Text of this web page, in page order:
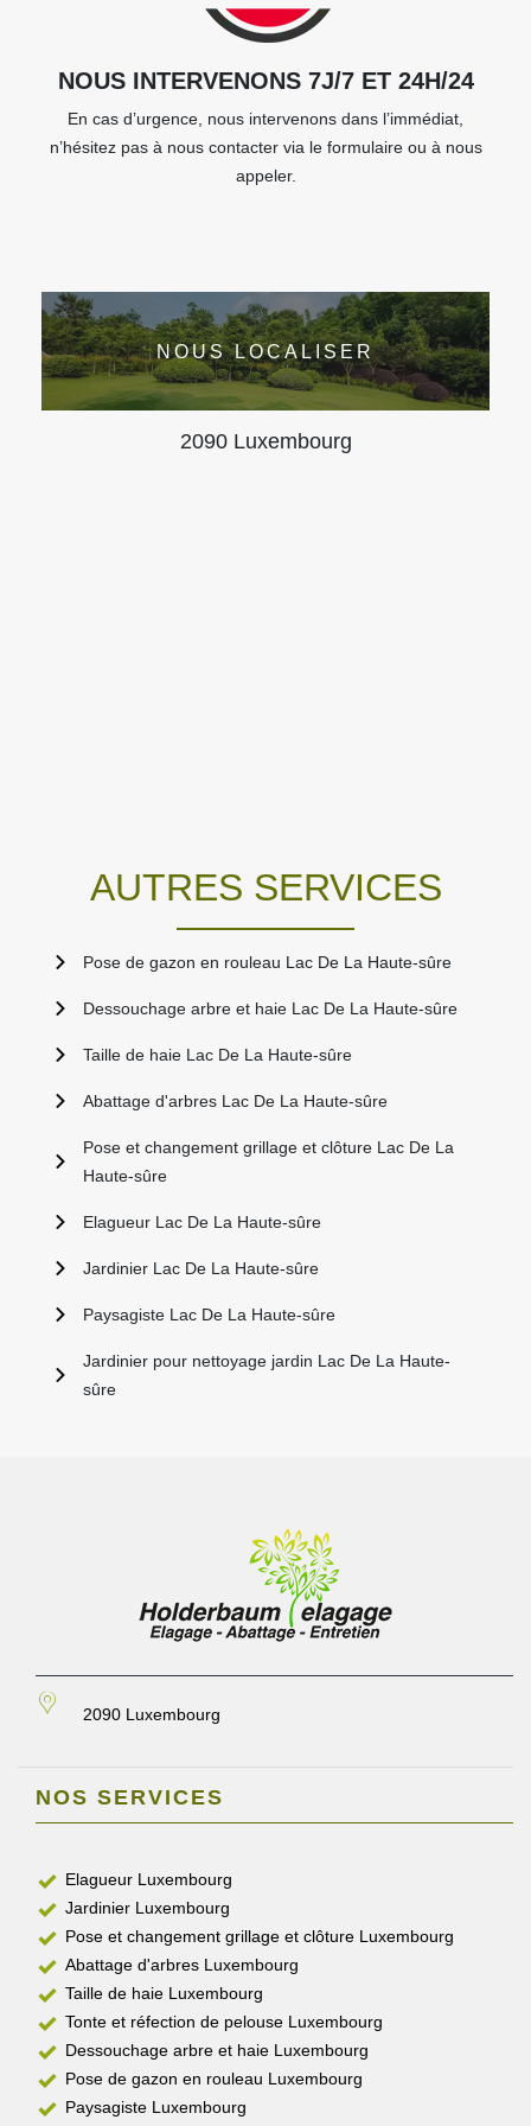
NOUS INTERVENONS 7J/7 ET 24H/24
En cas d’urgence, nous intervenons dans l’immédiat,
n’hésitez pas à nous contacter via le formulaire ou à nous
appeler.
NOUS LOCALISER
2090 Luxembourg
AUTRES SERVICES
Pose de gazon en rouleau Lac De La Haute-sûre
Dessouchage arbre et haie Lac De La Haute-sûre
Taille de haie Lac De La Haute-sûre
Abattage d'arbres Lac De La Haute-sûre
Pose et changement grillage et clôture Lac De La
Haute-sûre
Elagueur Lac De La Haute-sûre
Jardinier Lac De La Haute-sûre
Paysagiste Lac De La Haute-sûre
Jardinier pour nettoyage jardin Lac De La Haute-
sûre
2090 Luxembourg
NOS SERVICES
Elagueur Luxembourg
Jardinier Luxembourg
Pose et changement grillage et clôture Luxembourg
Abattage d'arbres Luxembourg
Taille de haie Luxembourg
Tonte et réfection de pelouse Luxembourg
Dessouchage arbre et haie Luxembourg
Pose de gazon en rouleau Luxembourg
Paysagiste Luxembourg